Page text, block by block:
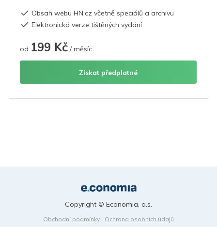
Obsah webu HN.cz včetně speciálů a archivu
Elektronická verze tištěných vydání
od 199 Kč / měsíc
Získat předplatné
Obchodní podmínky
Ochrana osobních údajů
Copyright © Economia, a.s.